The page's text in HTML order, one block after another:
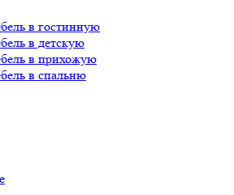
в гостинную
в детскую
в прихожую
в спальню